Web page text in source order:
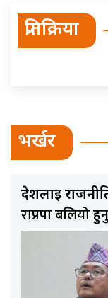
प्रतिक्रिया
भर्खर
देशलाई
राप्रपा बलियो